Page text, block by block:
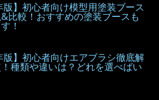
版】初心者向け模型用塗装ブース
比較！おすすめの塗装ブースも
！
版】初心者向けエアブラシ徹底解
種類や違いは？どれを選べばい